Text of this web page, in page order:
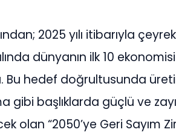
2025 yılı itibarıyla
dünyanın ilk 10
Bu hedef doğrultusunda
gibi başlıklarda güçlü ve
olan “2050’ye Geri Sayım